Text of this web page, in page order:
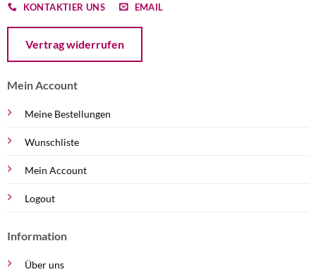
KONTAKTIER UNS EMAIL
Vertrag widerrufen
Mein Account
Meine Bestellungen
Wunschliste
Mein Account
Logout
Information
Über uns